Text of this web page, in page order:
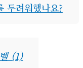
두려워했나요?
(1)